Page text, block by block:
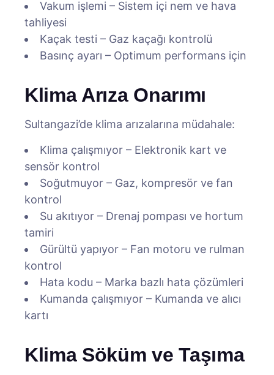
Vakum işlemi – Sistem içi nem ve hava
tahliyesi
Kaçak testi – Gaz kaçağı kontrolü
Basınç ayarı – Optimum performans için
Klima Arıza Onarımı
Sultangazi’de klima arızalarına müdahale:
Klima çalışmıyor – Elektronik kart ve
sensör kontrol
Soğutmuyor – Gaz, kompresör ve fan
kontrol
Su akıtıyor – Drenaj pompası ve hortum
tamiri
Gürültü yapıyor – Fan motoru ve rulman
kontrol
Hata kodu – Marka bazlı hata çözümleri
Kumanda çalışmıyor – Kumanda ve alıcı
kartı
Klima Söküm ve Taşıma